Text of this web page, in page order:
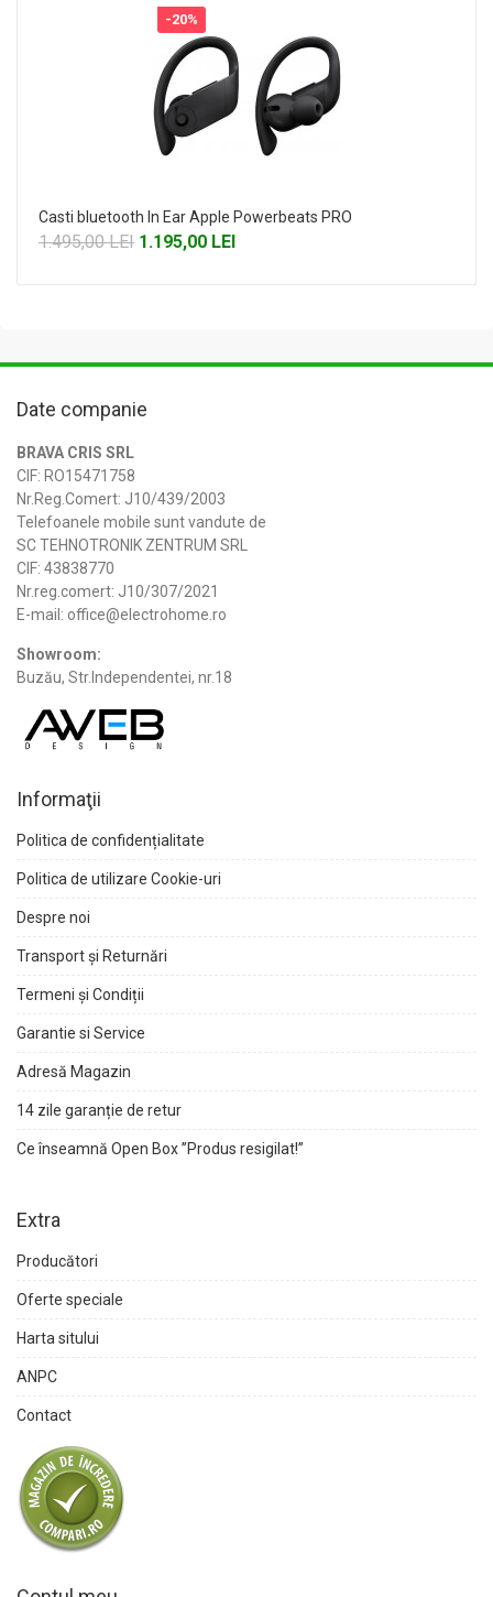
-20%
Casti bluetooth In Ear Apple Powerbeats PRO
1.495,00 LEI 1.195,00 LEI
Date companie
BRAVA CRIS SRL
CIF: RO15471758
Nr.Reg.Comert: J10/439/2003
Telefoanele mobile sunt vandute de
SC TEHNOTRONIK ZENTRUM SRL
CIF: 43838770
Nr.reg.comert: J10/307/2021
E-mail: office@electrohome.ro
Showroom:
Buzău, Str.Independentei, nr.18
Informaţii
Politica de confidențialitate
Politica de utilizare Cookie-uri
Despre noi
Transport și Returnări
Termeni și Condiții
Garantie si Service
Adresă Magazin
14 zile garanție de retur
Ce înseamnă Open Box ”Produs resigilat!”
Extra
Producători
Oferte speciale
Harta sitului
ANPC
Contact